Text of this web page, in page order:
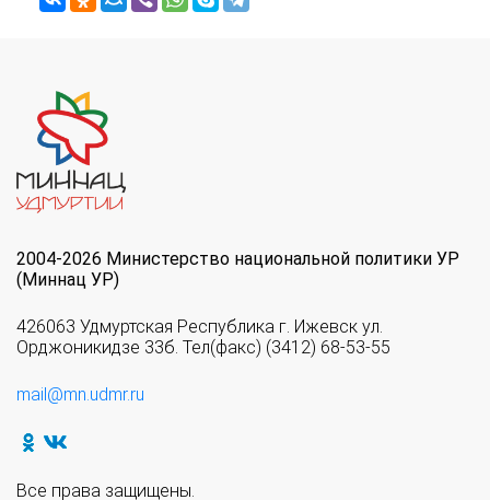
2004-2026 Министерство национальной политики УР
(Миннац УР)
426063 Удмуртская Республика г. Ижевск ул.
Орджоникидзе 33б. Тел(факс) (3412) 68-53-55
mail@mn.udmr.ru
Все права защищены.